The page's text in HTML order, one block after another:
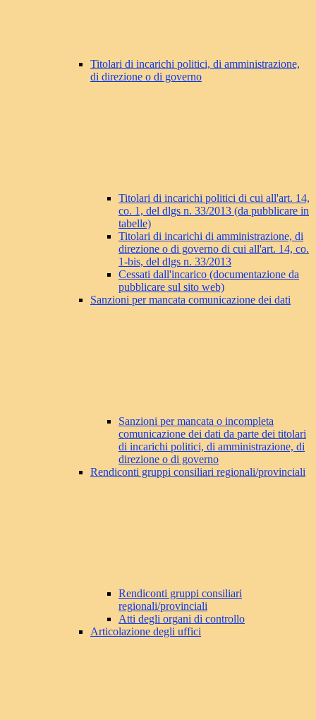
Titolari di incarichi politici, di amministrazione,
di direzione o di governo
Titolari di incarichi politici di cui all'art. 14,
co. 1, del dlgs n. 33/2013 (da pubblicare in
tabelle)
Titolari di incarichi di amministrazione, di
direzione o di governo di cui all'art. 14, co.
1-bis, del dlgs n. 33/2013
Cessati dall'incarico (documentazione da
pubblicare sul sito web)
Sanzioni per mancata comunicazione dei dati
Sanzioni per mancata o incompleta
comunicazione dei dati da parte dei titolari
di incarichi politici, di amministrazione, di
direzione o di governo
Rendiconti gruppi consiliari regionali/provinciali
Rendiconti gruppi consiliari
regionali/provinciali
Atti degli organi di controllo
Articolazione degli uffici